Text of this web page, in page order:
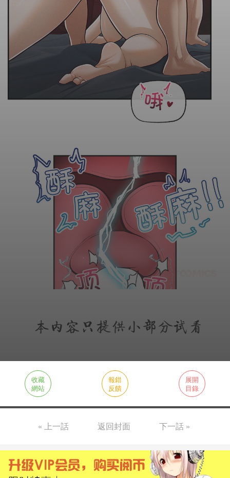
收藏
網站
報錯
反饋
展開
目錄
« 上一話 返回封面 下一話 »